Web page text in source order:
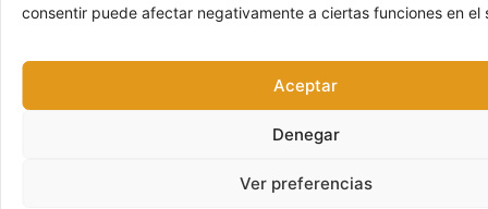
consentir puede afectar negativamente a ciertas funciones en el
Aceptar
Denegar
Ver preferencias